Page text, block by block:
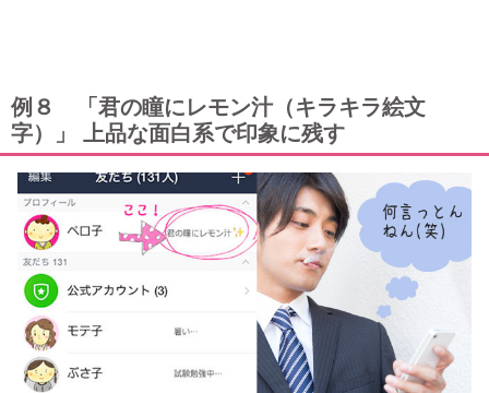
例８ 「君の瞳にレモン汁（キラキラ絵文
字）」 上品な面白系で印象に残す